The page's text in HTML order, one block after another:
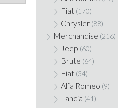
Fiat (170)
Chrysler (88)
Merchandise (216)
Jeep (60)
Brute (64)
Fiat (34)
Alfa Romeo (9)
Lancia (41)